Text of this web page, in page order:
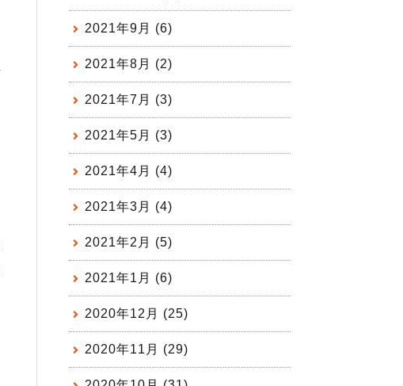
2021年9月 (6)
2021年8月 (2)
2021年7月 (3)
2021年5月 (3)
2021年4月 (4)
2021年3月 (4)
2021年2月 (5)
2021年1月 (6)
2020年12月 (25)
2020年11月 (29)